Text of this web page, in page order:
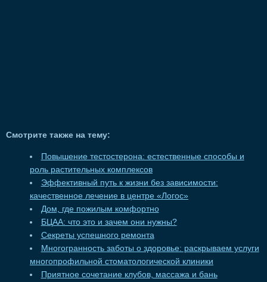
Смотрите также на тему:
Повышение тестостерона: естественные способы и
роль растительных комплексов
Эффективный путь к жизни без зависимости:
качественное лечение в центре «Логос»
Дом, где пожилым комфортно
БЦАА: что это и зачем они нужны?
Секреты успешного ремонта
Многогранность заботы о здоровье: раскрываем услуги
многопрофильной стоматологической клиники
Приятное сочетание клубов, массажа и бань